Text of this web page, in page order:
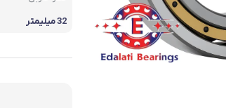
32 میلیمتر